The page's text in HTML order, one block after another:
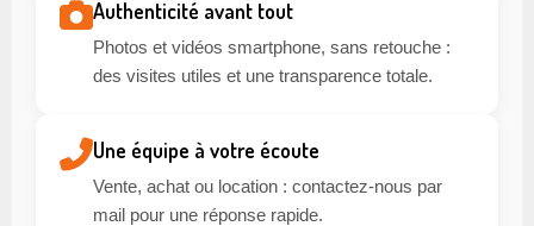
Authenticité avant tout
Photos et vidéos smartphone, sans retouche :
des visites utiles et une transparence totale.
Une équipe à votre écoute
Vente, achat ou location : contactez-nous par
mail pour une réponse rapide.